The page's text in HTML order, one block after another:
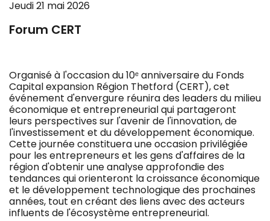
Jeudi 21 mai 2026
Forum CERT
Organisé à l'occasion du 10ᵉ anniversaire du Fonds
Capital expansion Région Thetford (CERT), cet
événement d'envergure réunira des leaders du milieu
économique et entrepreneurial qui partageront
leurs perspectives sur l'avenir de l'innovation, de
l'investissement et du développement économique.
Cette journée constituera une occasion privilégiée
pour les entrepreneurs et les gens d'affaires de la
région d'obtenir une analyse approfondie des
tendances qui orienteront la croissance économique
et le développement technologique des prochaines
années, tout en créant des liens avec des acteurs
influents de l'écosystème entrepreneurial.